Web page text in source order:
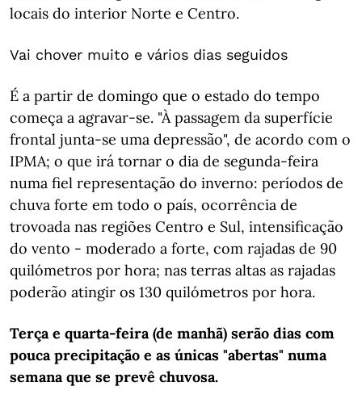
locais do interior Norte e Centro.
Vai chover muito e vários dias seguidos
É a partir de domingo que o estado do tempo
começa a agravar-se. "À passagem da superfície
frontal junta-se uma depressão", de acordo com o
IPMA; o que irá tornar o dia de segunda-feira
numa fiel representação do inverno: períodos de
chuva forte em todo o país, ocorrência de
trovoada nas regiões Centro e Sul, intensificação
do vento - moderado a forte, com rajadas de 90
quilómetros por hora; nas terras altas as rajadas
poderão atingir os 130 quilómetros por hora.
Terça e quarta-feira (de manhã) serão dias com
pouca precipitação e as únicas "abertas" numa
semana que se prevê chuvosa.